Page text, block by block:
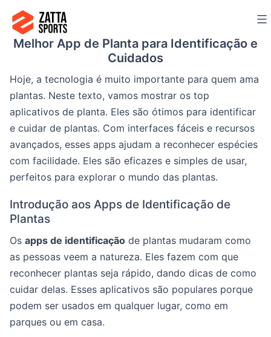
para
Melhor App de Planta para Identificação e
Cuidados
Hoje, a tecnologia é muito importante para quem ama
plantas. Neste texto, vamos mostrar os top
aplicativos de planta. Eles são ótimos para identificar
e cuidar de plantas. Com interfaces fáceis e recursos
avançados, esses apps ajudam a reconhecer espécies
com facilidade. Eles são eficazes e simples de usar,
perfeitos para explorar o mundo das plantas.
Introdução aos Apps de Identificação de
Plantas
Os apps de identificação de plantas mudaram como
as pessoas veem a natureza. Eles fazem com que
reconhecer plantas seja rápido, dando dicas de como
cuidar delas. Esses aplicativos são populares porque
podem ser usados em qualquer lugar, como em
parques ou em casa.